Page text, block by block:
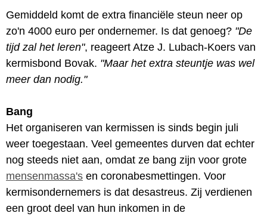
Gemiddeld komt de extra financiële steun neer op
zo'n 4000 euro per ondernemer. Is dat genoeg? "De
tijd zal het leren", reageert Atze J. Lubach-Koers van
kermisbond Bovak. "Maar het extra steuntje was wel
meer dan nodig."
Bang
Het organiseren van kermissen is sinds begin juli
weer toegestaan. Veel gemeentes durven dat echter
nog steeds niet aan, omdat ze bang zijn voor grote
mensenmassa's en coronabesmettingen. Voor
kermisondernemers is dat desastreus. Zij verdienen
een groot deel van hun inkomen in de